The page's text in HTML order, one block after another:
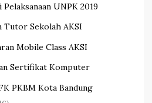
Pelaksanaan UNPK 2019
Tutor Sekolah AKSI
Mobile Class AKSI
Sertifikat Komputer
PKBM Kota Bandung